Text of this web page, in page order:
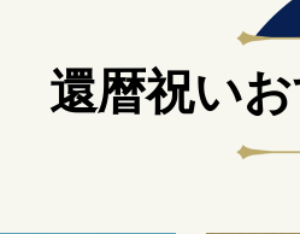
還暦祝い